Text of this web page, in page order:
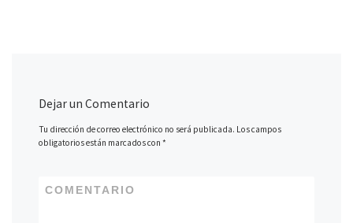
Dejar un Comentario
Tu dirección de correo electrónico no será publicada. Los campos
obligatorios están marcados con*
COMENTARIO